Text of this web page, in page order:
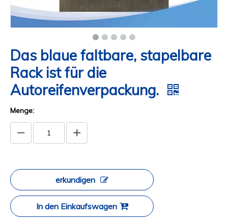
Das blaue faltbare, stapelbare
Rack ist für die
Autoreifenverpackung.
Menge:
erkundigen
In den Einkaufswagen